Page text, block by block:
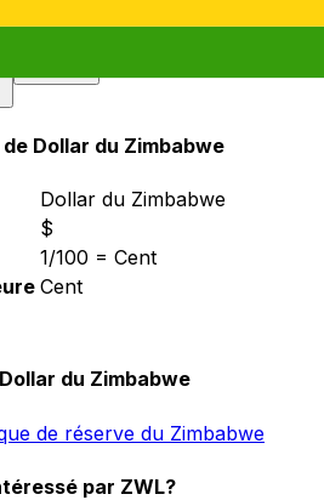
devise
Dollar du Zimbabwe
Dollar du Zimbabwe
$
1/100 = Cent
Cent
du Zimbabwe
de réserve du Zimbabwe
par ZWL?